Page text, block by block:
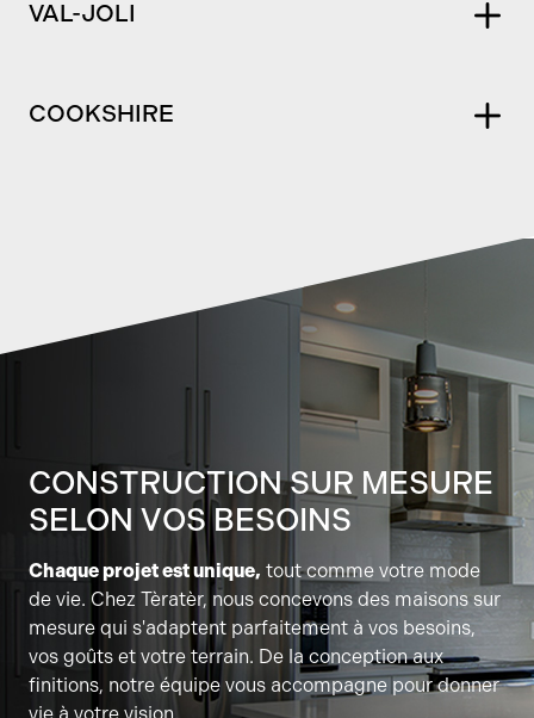
VAL-JOLI
COOKSHIRE
CONSTRUCTION SUR MESURE
SELON VOS BESOINS
Chaque projet est unique, tout comme votre mode
de vie. Chez Tèratèr, nous concevons des maisons sur
mesure qui s'adaptent parfaitement à vos besoins,
vos goûts et votre terrain. De la conception aux
finitions, notre équipe vous accompagne pour donner